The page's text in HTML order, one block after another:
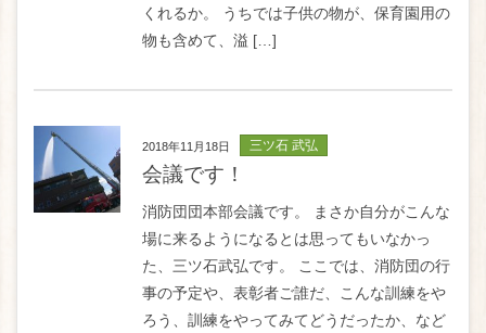
くれるか。 うちでは子供の物が、保育園用の
物も含めて、溢 […]
2018年11月18日 三ツ石 武弘
会議です！
消防団団本部会議です。 まさか自分がこんな
場に来るようになるとは思ってもいなかっ
た、三ツ石武弘です。 ここでは、消防団の行
事の予定や、表彰者ご誰だ、こんな訓練をや
ろう、訓練をやってみてどうだったか、など